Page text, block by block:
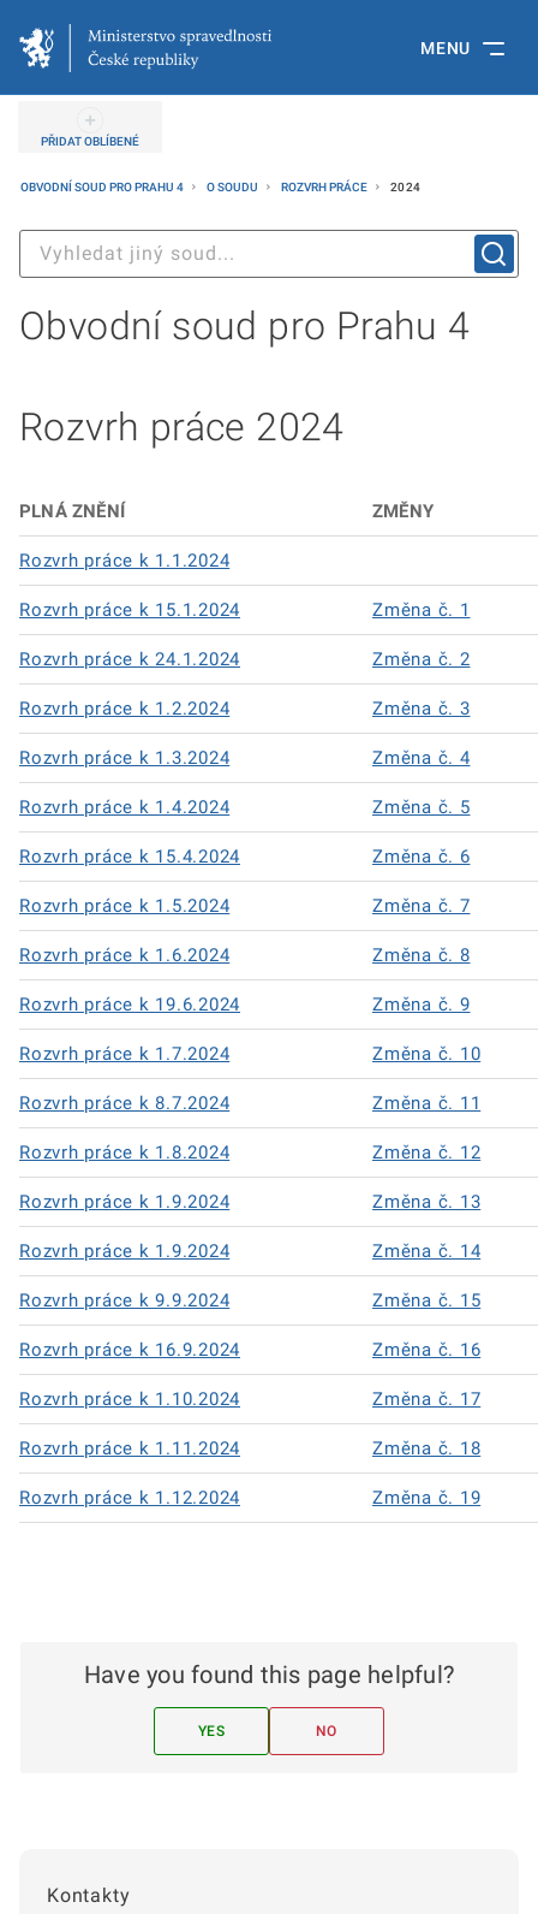
MENU
PŘIDAT OBLÍBENÉ
OBVODNÍ SOUD PRO PRAHU 4 O SOUDU ROZVRH PRÁCE 2024
Obvodní soud pro Prahu 4
Kontakty
Rozvrh práce 2024
PLNÁ ZNĚNÍ ZMĚNY
Rozvrh práce k 1.1.2024
Rozvrh práce k 15.1.2024 Změna č. 1
Rozvrh práce k 24.1.2024 Změna č. 2
Rozvrh práce k 1.2.2024 Změna č. 3
Rozvrh práce k 1.3.2024 Změna č. 4
Rozvrh práce k 1.4.2024 Změna č. 5
Rozvrh práce k 15.4.2024 Změna č. 6
Rozvrh práce k 1.5.2024 Změna č. 7
Rozvrh práce k 1.6.2024 Změna č. 8
Rozvrh práce k 19.6.2024 Změna č. 9
Rozvrh práce k 1.7.2024 Změna č. 10
Rozvrh práce k 8.7.2024 Změna č. 11
Rozvrh práce k 1.8.2024 Změna č. 12
Rozvrh práce k 1.9.2024 Změna č. 13
Rozvrh práce k 1.9.2024 Změna č. 14
Rozvrh práce k 9.9.2024 Změna č. 15
Rozvrh práce k 16.9.2024 Změna č. 16
Rozvrh práce k 1.10.2024 Změna č. 17
Rozvrh práce k 1.11.2024 Změna č. 18
Rozvrh práce k 1.12.2024 Změna č. 19
Have you found this page helpful?
YES NO